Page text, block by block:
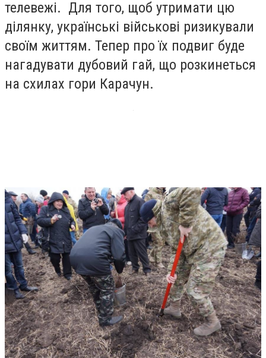
телевежі. Для того, щоб утримати цю
ділянку, українські військові ризикували
своїм життям. Тепер про їх подвиг буде
нагадувати дубовий гай, що розкинеться
на схилах гори Карачун.